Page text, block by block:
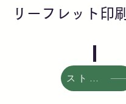
リーフレット印刷
ストアへ